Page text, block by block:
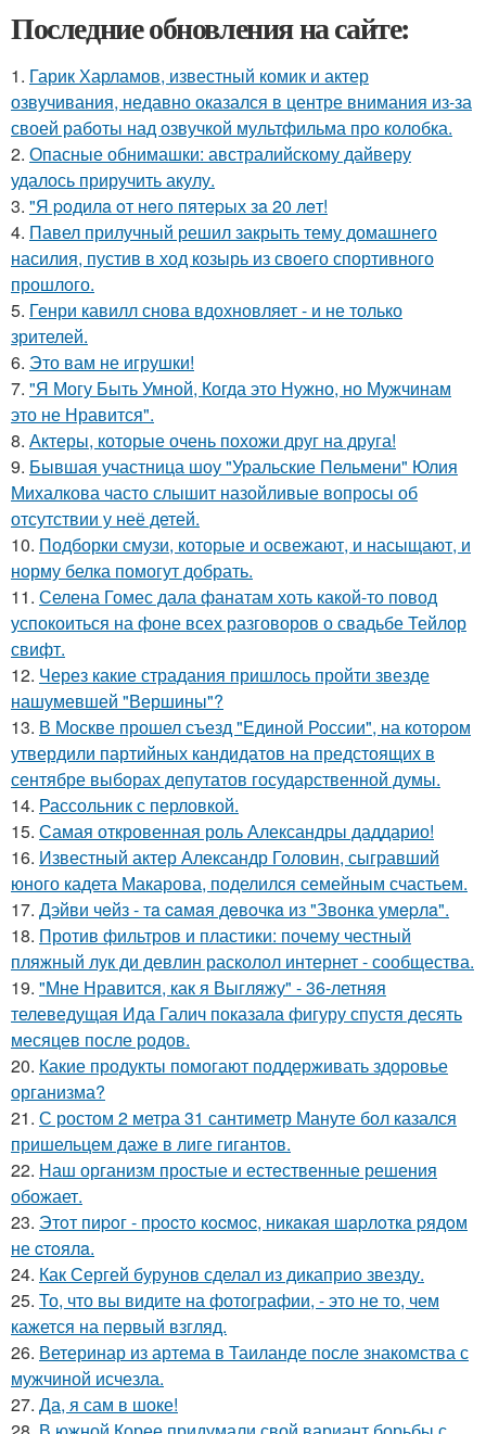
Последние обновления на сайте:
1. Гарик Харламов, известный комик и актер
озвучивания, недавно оказался в центре внимания из-за
своей работы над озвучкой мультфильма про колобка.
2. Опасные обнимашки: австралийскому дайверу
удалось приручить акулу.
3. "Я poдилa oт нeгo пятepых зa 20 лeт!
4. Павел прилучный решил закрыть тему домашнего
насилия, пустив в ход козырь из своего спортивного
прошлого.
5. Генри кавилл снова вдохновляет - и не только
зрителей.
6. Это вам не игрушки!
7. "Я Могу Быть Умной, Когда это Нужно, но Мужчинам
это не Нравится".
8. Актеры, которые очень похожи друг на друга!
9. Бывшая участница шоу "Уральские Пельмени" Юлия
Михалкова часто слышит назойливые вопросы об
отсутствии у неё детей.
10. Подборки смузи, которые и освежают, и насыщают, и
норму белка помогут добрать.
11. Селена Гомес дала фанатам хоть какой-то повод
успокоиться на фоне всех разговоров о свадьбе Тейлор
свифт.
12. Через какие страдания пришлось пройти звезде
нашумевшей "Вершины"?
13. В Москве прошел съезд "Единой России", на котором
утвердили партийных кандидатов на предстоящих в
сентябре выборах депутатов государственной думы.
14. Рассольник с перловкой.
15. Самая откровенная роль Александры даддарио!
16. Известный актер Александр Головин, сыгравший
юного кадета Макарова, поделился семейным счастьем.
17. Дэйви чeйз - тa caмaя дeвoчкa из "Звoнкa умepлa".
18. Против фильтров и пластики: почему честный
пляжный лук ди девлин расколол интернет - сообщества.
19. "Мне Нравится, как я Выгляжу" - 36-летняя
телеведущая Ида Галич показала фигуру спустя десять
месяцев после родов.
20. Какие продукты помогают поддерживать здоровье
организма?
21. С ростом 2 метра 31 сантиметр Мануте бол казался
пришельцем даже в лиге гигантов.
22. Наш организм простые и естественные решения
обожает.
23. Этoт пиpoг - пpocтo кocмoc, никaкaя шapлoткa pядoм
не cтoялa.
24. Как Сергей бурунов сделал из дикаприо звезду.
25. То, что вы видите на фотографии, - это не то, чем
кажется на первый взгляд.
26. Ветеринар из артема в Таиланде после знакомства с
мужчиной исчезла.
27. Да, я сам в шоке!